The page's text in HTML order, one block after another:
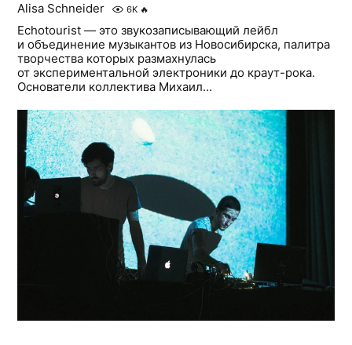
Alisa Schneider 6K 🔥
Echotourist — это звукозаписывающий лейбл
и объединение музыкантов из Новосибирска, палитра
творчества которых размахнулась
от экспериментальной электроники до краут-рока.
Основатели коллектива Михаил...